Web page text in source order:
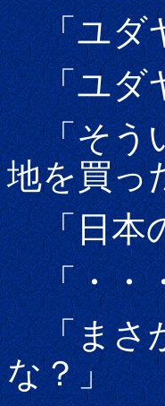
「ユダ
「ユダ
「そう
地を買っ
「日本
「・・
「まさ
な？」